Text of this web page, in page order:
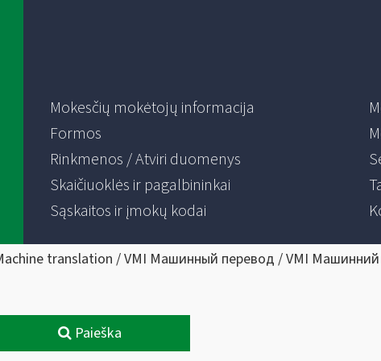
Mokesčių mokėtojų informacija
Formos
Rinkmenos / Atviri duomenys
Skaičiuoklės ir pagalbininkai
Sąskaitos ir įmokų kodai
translation / VMI Машинный перевод / VMI
Paieška